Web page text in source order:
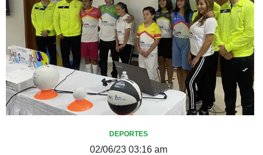
DEPORTES
02/06/23 03:16 am